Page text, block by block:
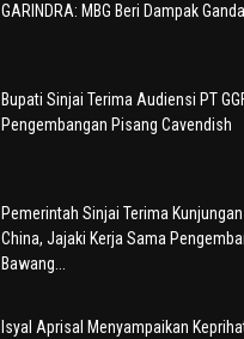
GARINDRA: MBG Beri Dampak Ganda
Bupati Sinjai Terima Audiensi PT
Pengembangan Pisang Cavendish
Pemerintah Sinjai Terima
China, Jajaki Kerja Sama
Bawang...
Isyal Aprisal Menyampaikan